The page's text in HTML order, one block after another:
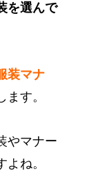
を選んで
装マナ
ます。
やマナー
ね。